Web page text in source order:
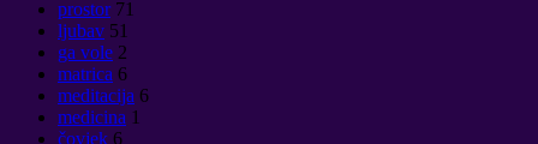
prostor 71
ljubav 51
ga vole 2
matrica 6
meditacija 6
medicina 1
čovjek 6